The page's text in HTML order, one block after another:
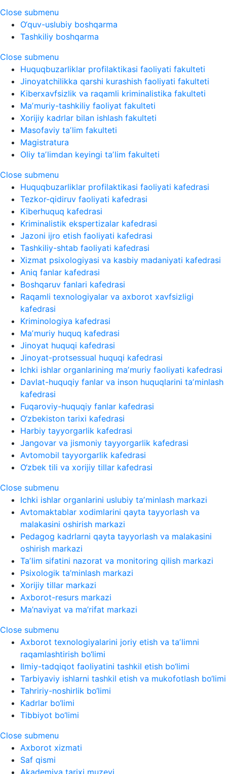
Close submenu
O‘quv-uslubiy boshqarma
Tashkiliy boshqarma
Close submenu
Huquqbuzarliklar profilaktikasi faoliyati fakulteti
Jinoyatchilikka qarshi kurashish faoliyati fakulteti
Kiberxavfsizlik va raqamli kriminalistika fakulteti
Maʼmuriy-tashkiliy faoliyat fakulteti
Xorijiy kadrlar bilan ishlash fakulteti
Masofaviy taʼlim fakulteti
Magistratura
Oliy taʼlimdan keyingi taʼlim fakulteti
Close submenu
Huquqbuzarliklar profilaktikasi faoliyati kafedrasi
Tezkor-qidiruv faoliyati kafedrasi
Kiberhuquq kafedrasi
Kriminalistik ekspertizalar kafedrasi
Jazoni ijro etish faoliyati kafedrasi
Tashkiliy-shtab faoliyati kafedrasi
Xizmat psixologiyasi va kasbiy madaniyati kafedrasi
Aniq fanlar kafedrasi
Boshqaruv fanlari kafedrasi
Raqamli texnologiyalar va axborot xavfsizligi
kafedrasi
Kriminologiya kafedrasi
Maʼmuriy huquq kafedrasi
Jinoyat huquqi kafedrasi
Jinoyat-protsessual huquqi kafedrasi
Ichki ishlar organlarining maʼmuriy faoliyati kafedrasi
Davlat-huquqiy fanlar va inson huquqlarini taʼminlash
kafedrasi
Fuqaroviy-huquqiy fanlar kafedrasi
O‘zbekiston tarixi kafedrasi
Harbiy tayyorgarlik kafedrasi
Jangovar va jismoniy tayyorgarlik kafedrasi
Avtomobil tayyorgarlik kafedrasi
O‘zbek tili va xorijiy tillar kafedrasi
Close submenu
Ichki ishlar organlarini uslubiy taʼminlash markazi
Avtomaktablar xodimlarini qayta tayyorlash va
malakasini oshirish markazi
Pedagog kadrlarni qayta tayyorlash va malakasini
oshirish markazi
Taʼlim sifatini nazorat va monitoring qilish markazi
Psixologik ta’minlash markazi
Xorijiy tillar markazi
Axborot-resurs markazi
Ma’naviyat va ma’rifat markazi
Close submenu
Axborot texnologiyalarini joriy etish va taʼlimni
raqamlashtirish bo‘limi
Ilmiy-tadqiqot faoliyatini tashkil etish bo‘limi
Tarbiyaviy ishlarni tashkil etish va mukofotlash bo‘limi
Tahririy-noshirlik bo‘limi
Kadrlar bo‘limi
Tibbiyot bo‘limi
Close submenu
Axborot xizmati
Saf qismi
Akademiya tarixi muzeyi